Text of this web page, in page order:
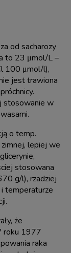
od sacharozy
to 23 μmol/L –
100 μmol/l),
jest trawiona
stosowanie w
o temp.
lepiej we
stosowana
g/l), rzadziej
temperaturze
że
roku 1977
raka